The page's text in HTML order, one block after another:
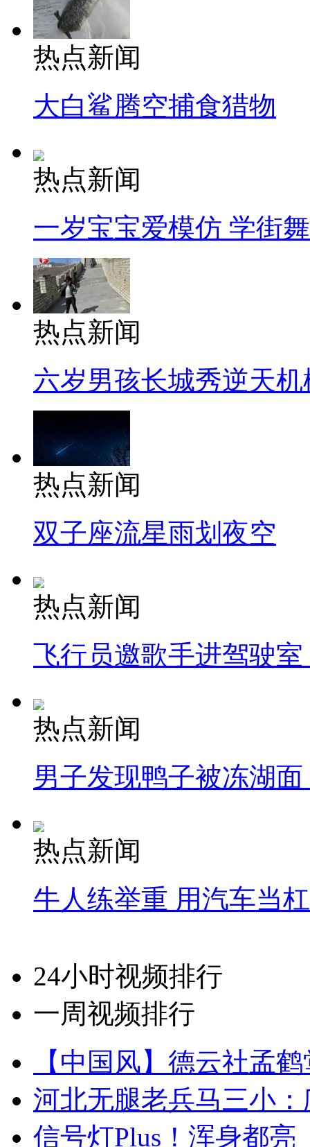
热点新闻
大白鲨腾空捕食猎物
热点新闻
一岁宝宝爱模仿 学街
热点新闻
六岁男孩长城秀逆天机
热点新闻
双子座流星雨划夜空
热点新闻
飞行员邀歌手进驾驶
热点新闻
男子发现鸭子被冻湖
热点新闻
牛人练举重 用汽车当
24小时视频排行
一周视频排行
【中国风】德云社孟
河北无腿老兵马三小
信号灯Plus！浑身都亮